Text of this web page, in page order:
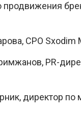
продвижения
CPO Sxodim
PR-
директор по